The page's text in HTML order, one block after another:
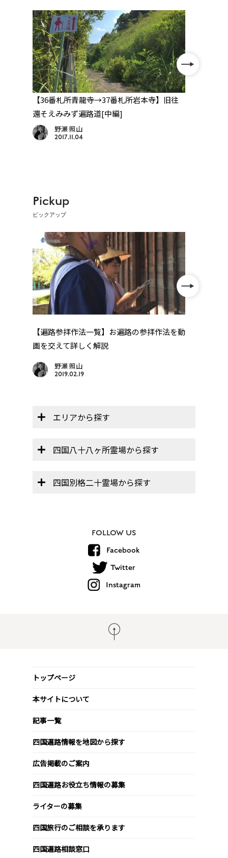
【36番札所青龍寺→37番札所岩本寺】旧往
還そえみみず遍路道[中編]
野瀬 照山
2017.11.04
Pickup
ピックアップ
【遍路参拝作法一覧】お遍路の参拝作法を動
画を交えて詳しく解説
野瀬 照山
2019.02.19
エリアから探す
四国八十八ヶ所霊場から探す
四国別格二十霊場から探す
FOLLOW US
Facebook
Twitter
Instagram
トップページ
本サイトについて
記事一覧
四国遍路情報を地図から探す
広告掲載のご案内
四国遍路お役立ち情報の募集
ライターの募集
四国旅行のご相談を承ります
四国遍路相談窓口